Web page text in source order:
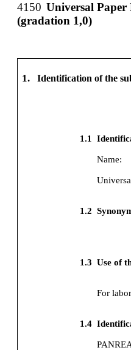
4150 Universal Paper
(gradation 1,0)
1. Identification of the
1.1
Name:
1.2
1.3 Use of
For
1.4